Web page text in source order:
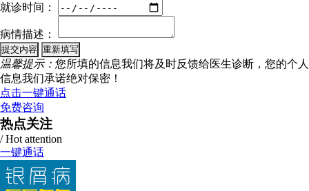
就诊时间：
病情描述：
温馨提示： 您所填的信息我们将及时反馈给医生诊断，您的个人
信息我们承诺绝对保密！
点击一键通话
免费咨询
热点关注
/ Hot attention
一键通话